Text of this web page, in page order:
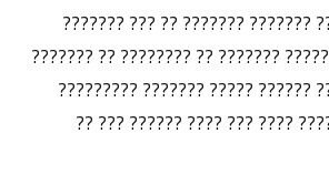
????? ???????? ????? ???????
??????? ??? ???? ??????? ???????
??????????? ?? ????? ??????
???????? ???????? ???? ????